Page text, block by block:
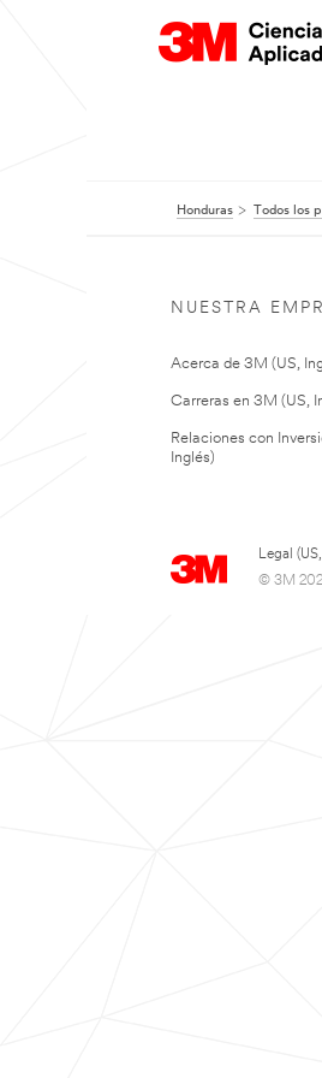
Honduras Todos los
NUESTRA
Acerca de 3M (US,
Carreras en 3M (US,
Relaciones con
Inglés)
Legal
© 3M